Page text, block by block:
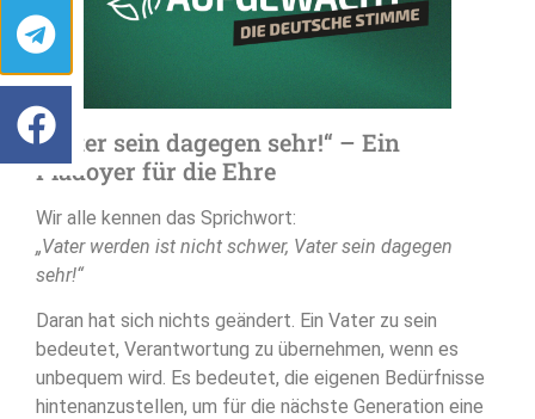
„Vater sein dagegen sehr!“ – Ein
Plädoyer für die Ehre
Wir alle kennen das Sprichwort:
„Vater werden ist nicht schwer, Vater sein dagegen
sehr!“
Daran hat sich nichts geändert. Ein Vater zu sein
bedeutet, Verantwortung zu übernehmen, wenn es
unbequem wird. Es bedeutet, die eigenen Bedürfnisse
hintenanzustellen, um für die nächste Generation eine